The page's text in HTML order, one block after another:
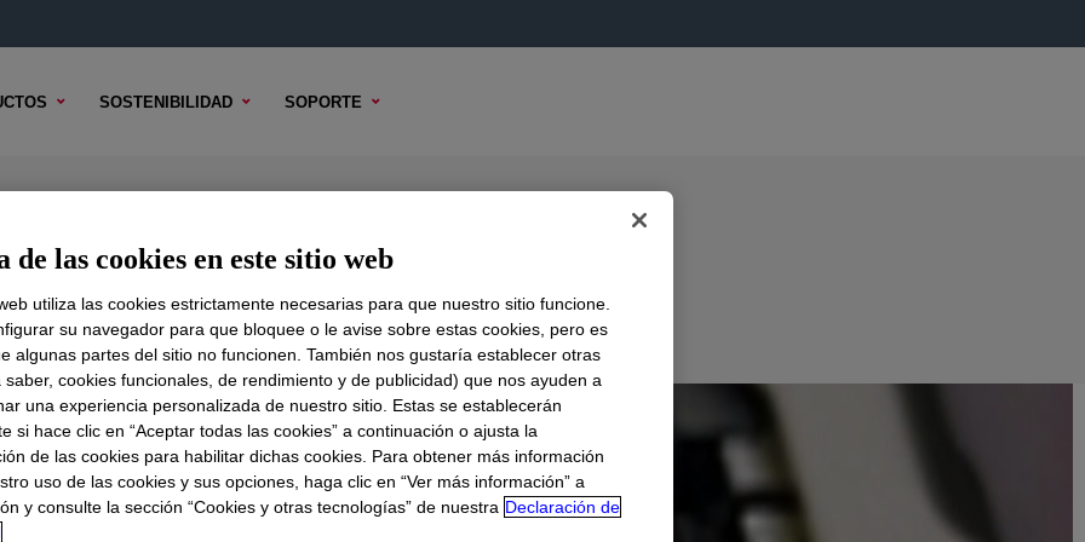
SOSTENIBILIDAD SOPORTE
Thermal Gel
TÉCNICO OPCIONES DE MUESTRA OPCIONES DE COMPRA
de las cookies en este sitio web
utiliza las cookies estrictamente necesarias para que nuestro sitio funcione.
su navegador para que bloquee o le avise sobre estas cookies, pero es
algunas partes del sitio no funcionen. También nos gustaría establecer otras
saber, cookies funcionales, de rendimiento y de publicidad) que nos ayuden a
una experiencia personalizada de nuestro sitio. Estas se establecerán
si hace clic en “Aceptar todas las cookies” a continuación o ajusta la
de las cookies para habilitar dichas cookies. Para obtener más información
uso de las cookies y sus opciones, haga clic en “Ver más información” a
y consulte la sección “Cookies y otras tecnologías” de nuestra Declaración de